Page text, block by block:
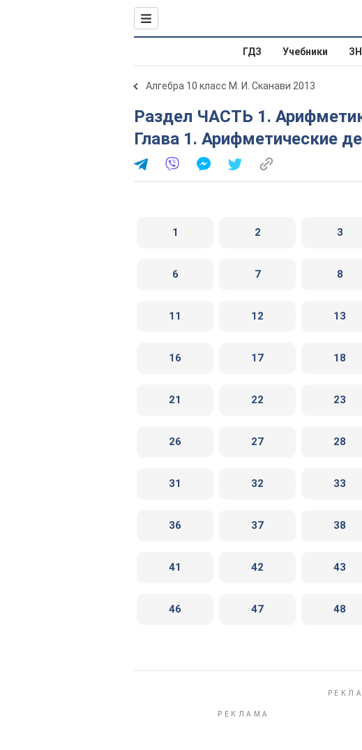
ГДЗ Учебники
Алгебра 10 класс М. И. Сканави 2013
Раздел ЧАСТЬ 1. Арифметика, алгебра, геометрия.
Глава 1. Арифметические
1 2 3
6 7 8
11 12 13
16 17 18
21 22 23
26 27 28
31 32 33
36 37 38
41 42 43
46 47 48